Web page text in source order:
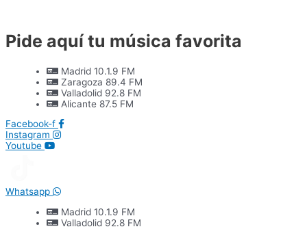
contenido
Pide aquí tu música favorita
Madrid 10.1.9 FM
Zaragoza 89.4 FM
Valladolid 92.8 FM
Alicante 87.5 FM
Facebook-f
Instagram
Youtube
Whatsapp
Madrid 10.1.9 FM
Valladolid 92.8 FM